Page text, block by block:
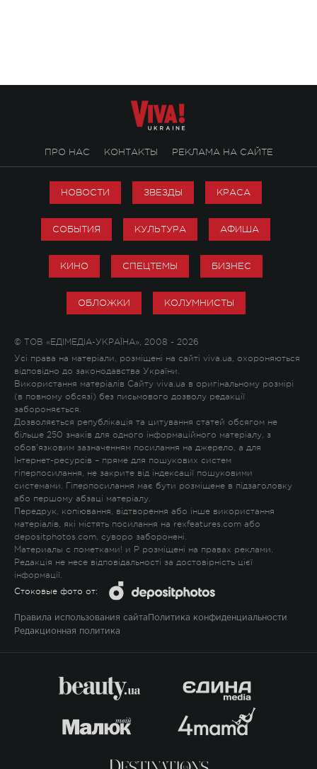
ПРО НАС КОНТАКТЫ РЕКЛАМА НА САЙТЕ
НОВОСТИ ЗВЕЗДЫ КРАСА
СОБЫТИЯ КУЛЬТУРА АФИША
КИНО СПЕЦТЕМЫ БИЗНЕС
ОБЛОЖКИ КОЛУМНИСТЫ
© ТОВ «ЕДІМЕДІА-УКРАЇНА», 2008 - 2026
Усі права на матеріали, розміщені на сайті viva.ua, охороняються
відповідно до законодавства України.
Використання матеріалів Сайту viva.ua в оригінальному розмірі
(в повному обсязі) без письмового дозволу редакції
забороняється.
Дозволяється републікація та цитування статей обсягом не
більше 250 знаків для одного інформаційного матеріалу, з
обов'язковим зазначенням посилання на джерело, а для
Інтернет-ресурсів – пряме для пошукових систем
гіперпосилання, не закрите від індексації пошуковими
системами. Гіперпосилання має бути розміщене в підзаголовку
або першому абзаці матеріалу.
Передрук, копіювання, відтворення або інше використання
матеріалів, які містять посилання на rexfeatures.com або
depositphotos.com, суворо заборонені.
Материалы с пометками! и P розміщені на правах реклами.
Редакція не несе відповідальності за достовірність цієї
інформації.
Стоковые фото от:
Правила использования сайта Политика конфиденциальности
Редакционная политика